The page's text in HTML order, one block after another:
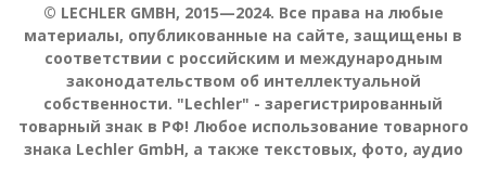
© LECHLER GMBH, 2015—2024. Все права на любые
материалы, опубликованные на сайте, защищены в
соответствии с российским и международным
законодательством об интеллектуальной
собственности. "Lechler" - зарегистрированный
товарный знак в РФ! Любое использование товарного
знака Lechler GmbH, а также текстовых, фото, аудио